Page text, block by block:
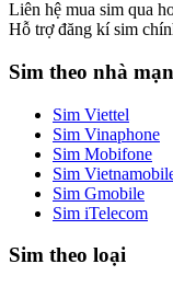
Liên hệ mua sim qua
Hỗ trợ đăng kí sim
Sim theo nhà
Sim Viettel
Sim Vinaphone
Sim Mobifone
Sim
Sim Gmobile
Sim iTelecom
Sim theo loại